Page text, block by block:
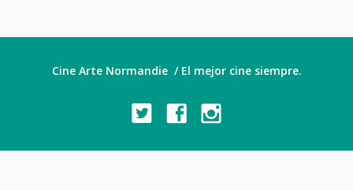
Cine Arte Normandie / El mejor cine siempre.